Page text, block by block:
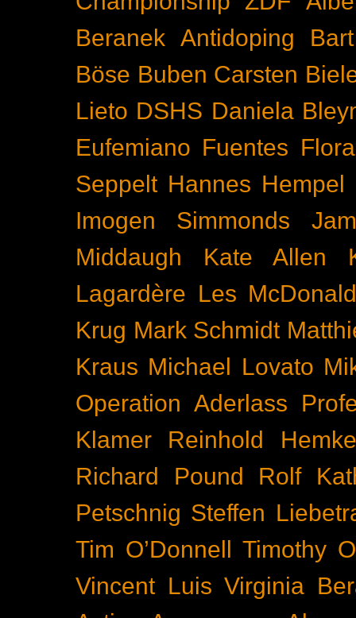
Beranek Antidoping
Böse Buben Carsten
Lieto DSHS Daniela
Eufemiano Fuentes
Seppelt Hannes Hempel
Imogen Simmonds
Middaugh
Kate Allen
Lagardère Les
Krug Mark Schmidt
Kraus Michael Lovato
Operation Aderlass
Klamer
Reinhold
Richard Pound
Rolf
Petschnig Steffen
Tim O’Donnell Timothy
Vincent Luis Virginia